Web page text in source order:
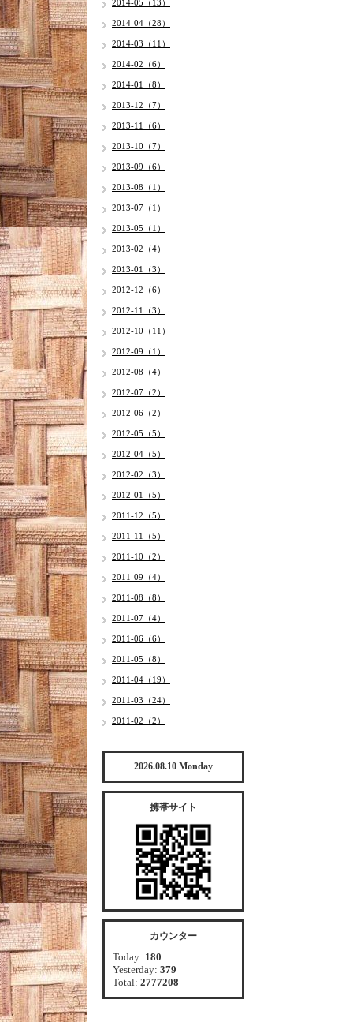
2014-05（13）
2014-04（28）
2014-03（11）
2014-02（6）
2014-01（8）
2013-12（7）
2013-11（6）
2013-10（7）
2013-09（6）
2013-08（1）
2013-07（1）
2013-05（1）
2013-02（4）
2013-01（3）
2012-12（6）
2012-11（3）
2012-10（11）
2012-09（1）
2012-08（4）
2012-07（2）
2012-06（2）
2012-05（5）
2012-04（5）
2012-02（3）
2012-01（5）
2011-12（5）
2011-11（5）
2011-10（2）
2011-09（4）
2011-08（8）
2011-07（4）
2011-06（6）
2011-05（8）
2011-04（19）
2011-03（24）
2011-02（2）
2026.08.10 Monday
携帯サイト
カウンター
Today: 180
Yesterday: 379
Total: 2777208